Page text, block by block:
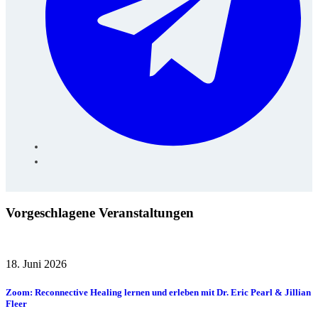
Vorgeschlagene Veranstaltungen
18. Juni 2026
Zoom: Reconnective Healing lernen und erleben mit Dr. Eric Pearl & Jillian
Fleer